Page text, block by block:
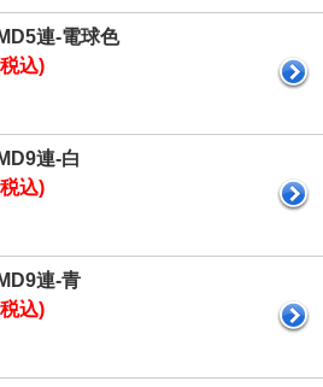
連-電球色
込)
連-白
込)
連-青
込)